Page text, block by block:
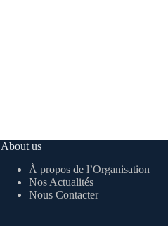
About us
À propos de l’Organisation
Nos Actualités
Nous Contacter